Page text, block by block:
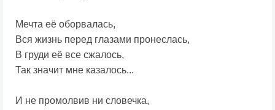
Мечта её оборвалась,
Вся жизнь перед глазами пронеслась,
В груди её все сжалось,
Так значит мне казалось...
И не промолвив ни словечка,